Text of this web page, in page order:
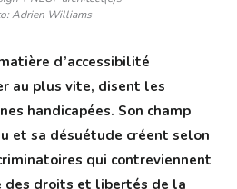
Adrien Williams
d’accessibilité
au plus vite, disent les
handicapées. Son champ
et sa désuétude créent selon
qui contreviennent
des droits et libertés de la